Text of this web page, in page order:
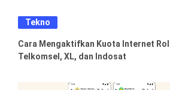
Tekno
Cara Mengaktifkan Kuota Internet
Telkomsel, XL, dan Indosat